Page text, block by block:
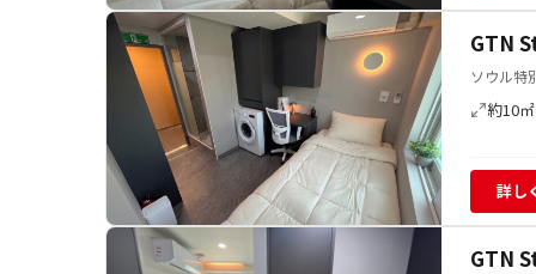
GTN
ソウル特
約10㎡
詳し
GTN